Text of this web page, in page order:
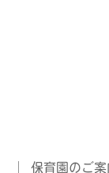
保育園のご案